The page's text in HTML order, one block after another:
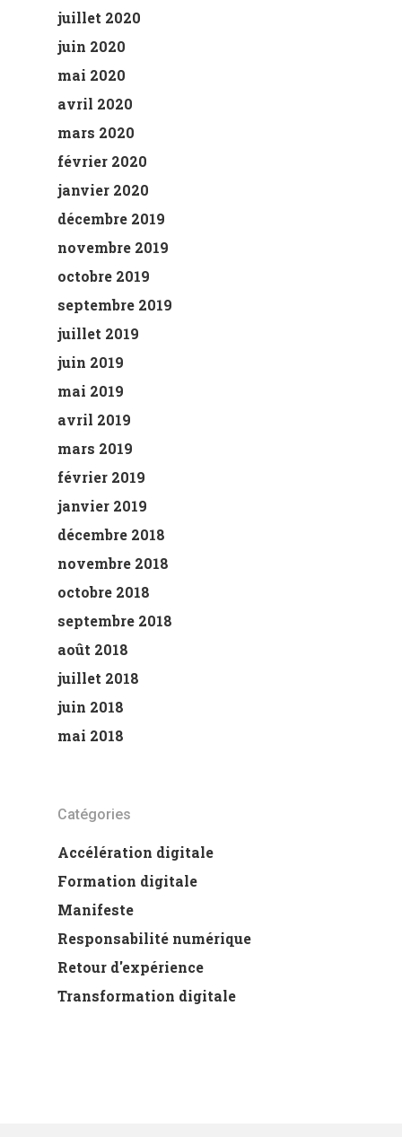
juillet 2020
juin 2020
mai 2020
avril 2020
mars 2020
février 2020
janvier 2020
décembre 2019
novembre 2019
octobre 2019
septembre 2019
juillet 2019
juin 2019
mai 2019
avril 2019
mars 2019
février 2019
janvier 2019
décembre 2018
novembre 2018
octobre 2018
septembre 2018
août 2018
juillet 2018
juin 2018
mai 2018
Catégories
Accélération digitale
Formation digitale
Manifeste
Responsabilité numérique
Retour d'expérience
Transformation digitale